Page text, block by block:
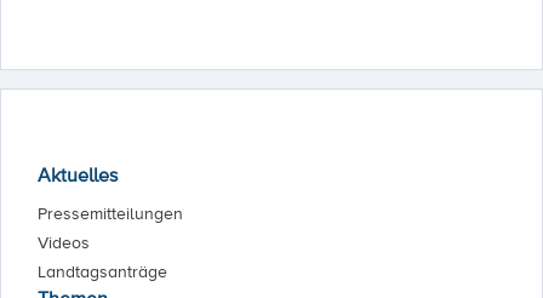
Aktuelles
Pressemitteilungen
Videos
Landtagsanträge